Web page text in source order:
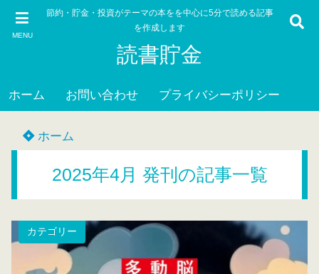
MENU
節約・貯金・投資がテーマの本をを中心に5分で読める記事
を作成します
読書貯金
ホーム お問い合わせ プライバシーポリシー
ホーム
2025年4月 発刊の記事一覧
カテゴリー